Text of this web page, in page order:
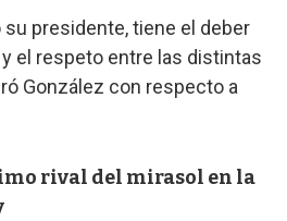
presidente, tiene el deber
el respeto entre las distintas
González con respecto a
rival del mirasol en la